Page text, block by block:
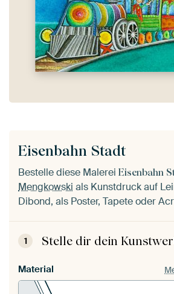
Eisenbahn Stadt
Bestelle diese Malerei Eisenbahn
Mengkowski als Kunstdruck auf
Dibond, als Poster, Tapete oder
1 Stelle dir dein
Material